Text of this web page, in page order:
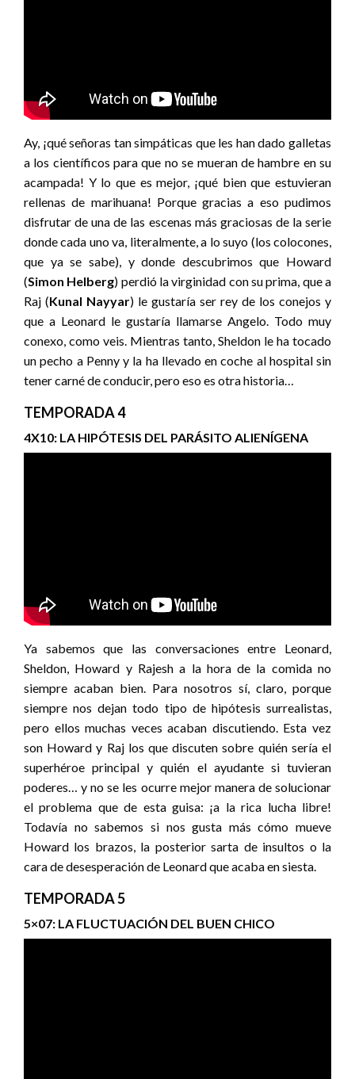
Ay, ¡qué señoras tan simpáticas que les han dado galletas
a los científicos para que no se mueran de hambre en su
acampada! Y lo que es mejor, ¡qué bien que estuvieran
rellenas de marihuana! Porque gracias a eso pudimos
disfrutar de una de las escenas más graciosas de la serie
donde cada uno va, literalmente, a lo suyo (los colocones,
que ya se sabe), y donde descubrimos que Howard
(Simon Helberg) perdió la virginidad con su prima, que a
Raj (Kunal Nayyar) le gustaría ser rey de los conejos y
que a Leonard le gustaría llamarse Angelo. Todo muy
conexo, como veis. Mientras tanto, Sheldon le ha tocado
un pecho a Penny y la ha llevado en coche al hospital sin
tener carné de conducir, pero eso es otra historia…
TEMPORADA 4
4X10: LA HIPÓTESIS DEL PARÁSITO ALIENÍGENA
Ya sabemos que las conversaciones entre Leonard,
Sheldon, Howard y Rajesh a la hora de la comida no
siempre acaban bien. Para nosotros sí, claro, porque
siempre nos dejan todo tipo de hipótesis surrealistas,
pero ellos muchas veces acaban discutiendo. Esta vez
son Howard y Raj los que discuten sobre quién sería el
superhéroe principal y quién el ayudante si tuvieran
poderes… y no se les ocurre mejor manera de solucionar
el problema que de esta guisa: ¡a la rica lucha libre!
Todavía no sabemos si nos gusta más cómo mueve
Howard los brazos, la posterior sarta de insultos o la
cara de desesperación de Leonard que acaba en siesta.
TEMPORADA 5
5×07: LA FLUCTUACIÓN DEL BUEN CHICO